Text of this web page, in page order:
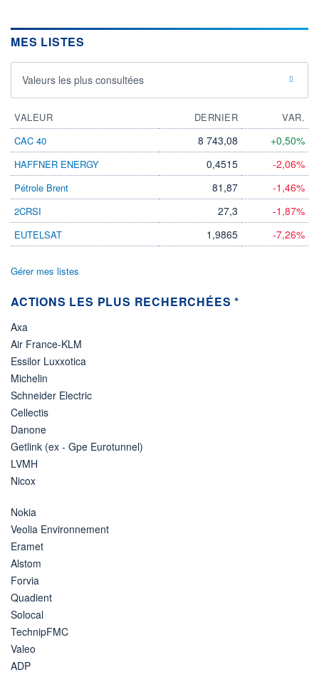
03.08.26 / 22:00:00
Non éligible
Boursobank
MES LISTES
Valeurs les plus consultées
VALEUR DERNIER
VAR.
CAC 40
8 743,08 +0,50%
HAFFNER ENERGY 0,4515 -2,06%
Pétrole Brent 81,87 -1,46%
2CRSI 27,3 -1,87%
EUTELSAT 1,9865 -7,26%
Gérer mes listes
ACTIONS LES PLUS RECHERCHÉES *
Axa
Air France-KLM
Essilor Luxxotica
Michelin
Schneider Electric
Cellectis
Danone
Getlink (ex - Gpe Eurotunnel)
LVMH
Nicox
Nokia
Veolia Environnement
Eramet
Alstom
Forvia
Quadient
Solocal
TechnipFMC
Valeo
ADP